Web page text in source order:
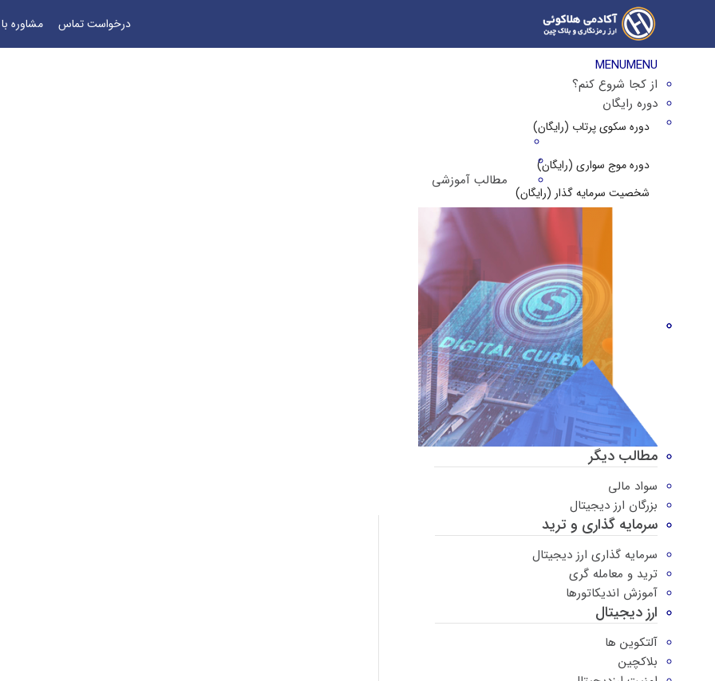
درخواست تماس مشاوره
MENUMENU
از کجا شروع کنم؟
دوره رایگان
دوره سکوی پرتاب (رایگان)
دوره موج سواری (رایگان)
شخصیت سرمایه گذار (رایگان)
مطالب آموزشی
مطالب دیگر
سواد مالی
بزرگان ارز دیجیتال
سرمایه گذاری و ترید
سرمایه گذاری ارز دیجیتال
ترید و معامله گری
آموزش اندیکاتورها
ارز دیجیتال
آلتکوین ها
بلاکچین